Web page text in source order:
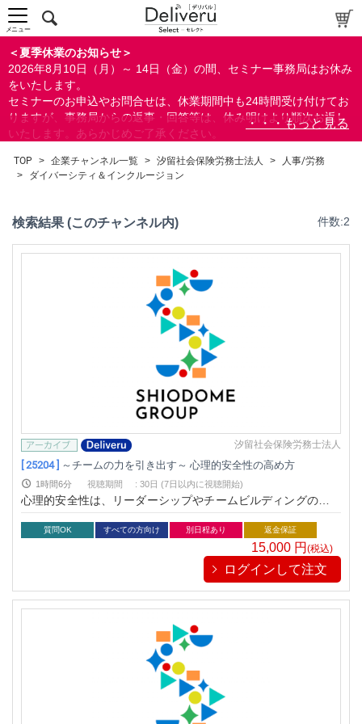
ダイバーシティ＆インクルージョン
社会保険/労働保険/税務
福利厚生/健康/メンタルヘルス/安全衛生
人材育成/能力開発
すべて
検索
閉じる
＜夏季休業のお知らせ＞
2026年8月10日（月）～ 14日（金）の間、セミナー事務局はお休み
をいたします。
セミナーのお申込やお問合せは、休業期間中も24時間受け付けてお
りますが、事務局からの返事・回答等は、休み明けより順次お返し
いたします。あらかじめご了承ください。
ができます。
メニュー
TOP > 企業チャンネル一覧 > 汐留社会保険労務士法人 >
人事/労務
>
ダイバーシティ＆インクルージョン
検索結果 (このチャンネル内) 件数:2
汐留社会保険労務士法人
[ 25204 ] ～チームの力を引き出す～ 心理的安全性の高め方
1時間6分 視聴期間 : 30日 (7日以内に視聴開始)
心理的安全性は、リーダーシップやチームビルディングの鍵と
言われ、今注目されています。メンバーが自由に意見交換がで
き、挑戦を恐れない環境を作ることで、チームの生産性と満足
度の劇的な向上につながります。本セミナーでは、心理的安全
性の基礎知識から、すぐに実践できる具体的なステップ、さら
にリーダーとしての心構えまでを体系的に学べます。学びを行
動に変え、チームの可能性を引き出しましょう。
質問OK すべての方向け 別日程あり 返金保証
15,000 円 (税込)
ログインして注文